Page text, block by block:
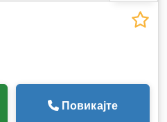
Повикајте